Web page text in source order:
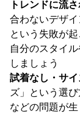
トレンドに流
合わないデザ
という失敗が起
自分のスタイ
しましょう
試着なし・サ
ズ」という選
などの問題が生